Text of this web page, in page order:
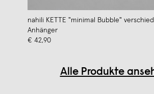
nahili KETTE "minimal Bubble"
Anhänger
€ 42,90
Alle Produkte